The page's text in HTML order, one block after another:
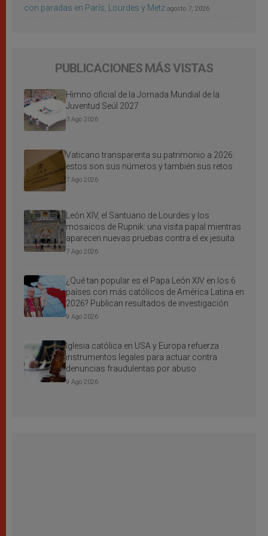
con paradas en París, Lourdes y Metz agosto 7, 2026
PUBLICACIONES MÁS VISTAS
Himno oficial de la Jornada Mundial de la
Juventud Seúl 2027
3 Ago 2026
Vaticano transparenta su patrimonio a 2026:
estos son sus números y también sus retos
7 Ago 2026
León XIV, el Santuario de Lourdes y los
mosaicos de Rupnik: una visita papal mientras
aparecen nuevas pruebas contra el ex jesuita
7 Ago 2026
¿Qué tan popular es el Papa León XIV en los 6
países con más católicos de América Latina en
2026? Publican resultados de investigación
9 Ago 2026
Iglesia católica en USA y Europa refuerza
instrumentos legales para actuar contra
denuncias fraudulentas por abuso
9 Ago 2026